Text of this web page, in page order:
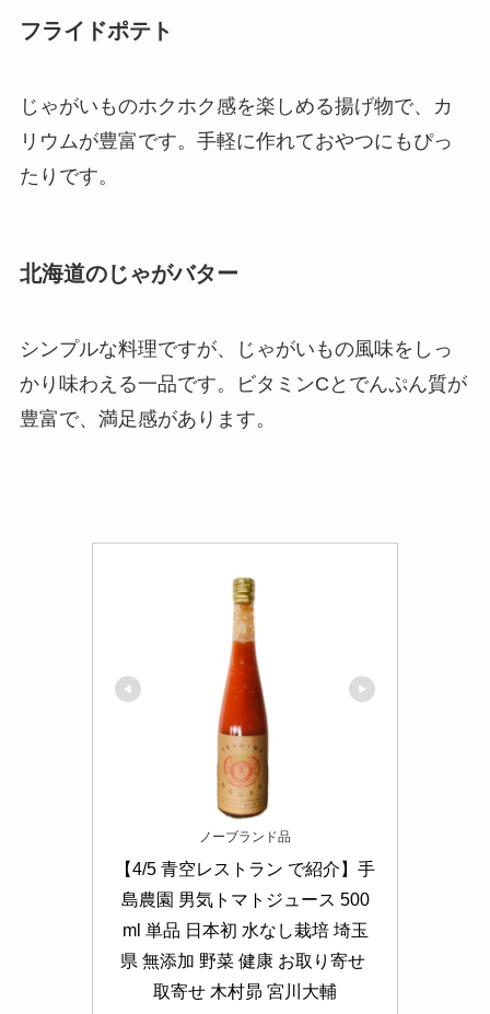
フライドポテト
じゃがいものホクホク感を楽しめる揚げ物で、カ
リウムが豊富です。手軽に作れておやつにもぴっ
たりです。
北海道のじゃがバター
シンプルな料理ですが、じゃがいもの風味をしっ
かり味わえる一品です。ビタミンCとでんぷん質が
豊富で、満足感があります。
ノーブランド品
【4/5 青空レストラン で紹介】手
島農園 男気トマトジュース 500
ml 単品 日本初 水なし栽培 埼玉
県 無添加 野菜 健康 お取り寄せ
取寄せ 木村昴 宮川大輔